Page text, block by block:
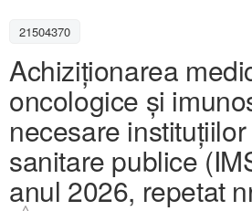
21504370
Achiziționarea
oncologice şi
necesare
sanitare publice
anul 2026, repetat